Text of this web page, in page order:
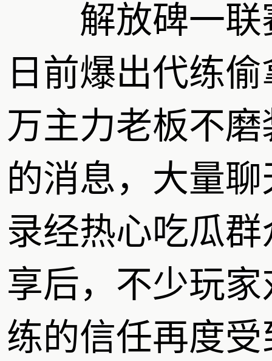
解放碑一联
日前爆出代练
万主力老板不磨
的消息，大量聊
录经热心吃瓜群
享后，不少玩家
练的信任再度受